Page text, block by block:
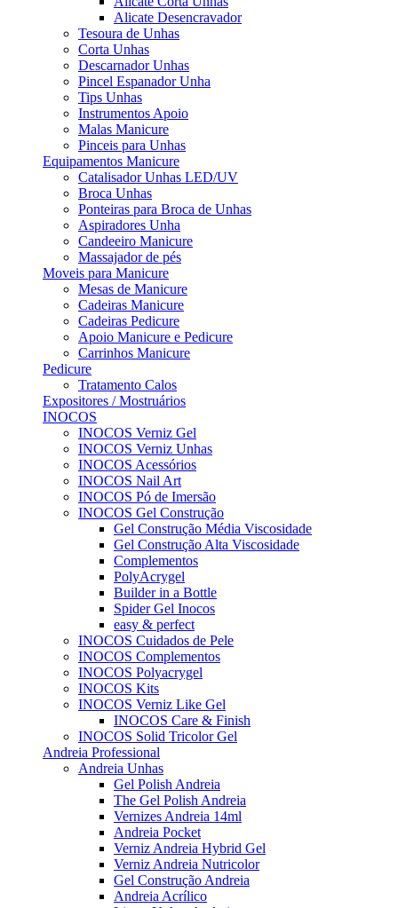
Alicate Desencravador
Tesoura de Unhas
Corta Unhas
Descarnador Unhas
Pincel Espanador Unha
Tips Unhas
Instrumentos Apoio
Malas Manicure
Pinceis para Unhas
Equipamentos Manicure
Catalisador Unhas LED/UV
Broca Unhas
Ponteiras para Broca de Unhas
Aspiradores Unha
Candeeiro Manicure
Massajador de pés
Moveis para Manicure
Mesas de Manicure
Cadeiras Manicure
Cadeiras Pedicure
Apoio Manicure e Pedicure
Carrinhos Manicure
Pedicure
Tratamento Calos
Expositores / Mostruários
INOCOS
INOCOS Verniz Gel
INOCOS Verniz Unhas
INOCOS Acessórios
INOCOS Nail Art
INOCOS Pó de Imersão
INOCOS Gel Construção
Gel Construção Média Viscosidade
Gel Construção Alta Viscosidade
Complementos
PolyAcrygel
Builder in a Bottle
Spider Gel Inocos
easy & perfect
INOCOS Cuidados de Pele
INOCOS Complementos
INOCOS Polyacrygel
INOCOS Kits
INOCOS Verniz Like Gel
INOCOS Care & Finish
INOCOS Solid Tricolor Gel
Andreia Professional
Andreia Unhas
Gel Polish Andreia
The Gel Polish Andreia
Vernizes Andreia 14ml
Andreia Pocket
Verniz Andreia Hybrid Gel
Verniz Andreia Nutricolor
Gel Construção Andreia
Andreia Acrílico